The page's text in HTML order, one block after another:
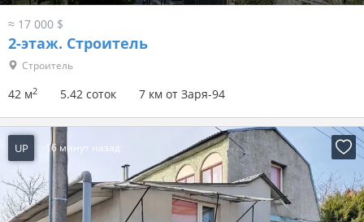
≈ 17 000 $
2-этаж. Строитель
Строитель
42 м2 5.42 соток 7 км от Заря-94
UP -16 минут назад